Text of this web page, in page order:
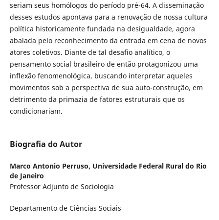
seriam seus homólogos do período pré-64. A disseminação
desses estudos apontava para a renovação de nossa cultura
política historicamente fundada na desigualdade, agora
abalada pelo reconhecimento da entrada em cena de novos
atores coletivos. Diante de tal desafio analítico, o
pensamento social brasileiro de então protagonizou uma
inflexão fenomenológica, buscando interpretar aqueles
movimentos sob a perspectiva de sua auto-construção, em
detrimento da primazia de fatores estruturais que os
condicionariam.
Biografia do Autor
Marco Antonio Perruso, Universidade Federal Rural do Rio
de Janeiro
Professor Adjunto de Sociologia
Departamento de Ciências Sociais